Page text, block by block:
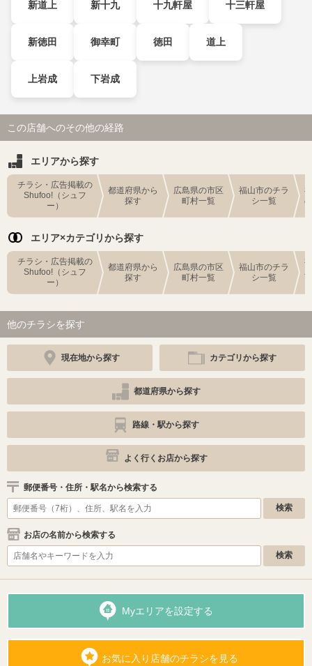
新道上 新十九 十九軒屋 十三軒屋
新徳田 御幸町 徳田 道上
上岩成 下岩成
この店舗へのその他の経路
エリアから探す
チラシ・広告掲載の
Shufoo!（シュフ
ー）
都道府県から
探す
広島県の市区
町村一覧
福山市のチラ
シ一覧
エリア×カテゴリから探す
チラシ・広告掲載の
Shufoo!（シュフ
ー）
都道府県から
探す
広島県の市区
町村一覧
福山市のチラ
シ一覧
他のチラシを探す
現在地から探す カテゴリから探す
都道府県から探す
路線・駅から探す
よく行くお店から探す
郵便番号・住所・駅名から検索する
お店の名前から検索する
Myエリアを設定する
お気に入り店舗のチラシを見る